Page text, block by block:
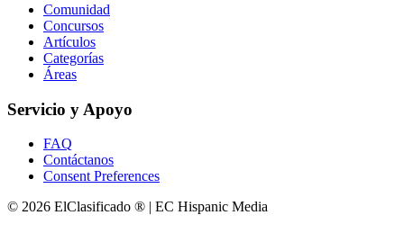
Comunidad
Concursos
Artículos
Categorías
Áreas
Servicio y Apoyo
FAQ
Contáctanos
Consent Preferences
© 2026 ElClasificado ® | EC Hispanic Media